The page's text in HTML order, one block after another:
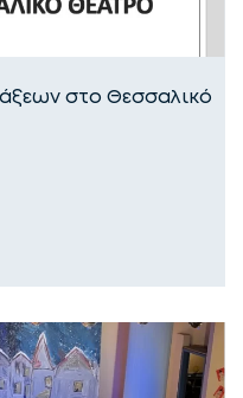
στο Θεσσαλικό